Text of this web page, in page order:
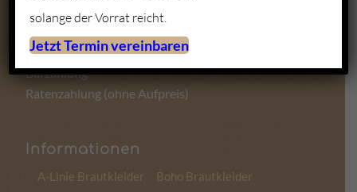
Sofortüberweisung
Barzahlung
Ratenzahlung (ohne Aufpreis)
Informationen
A-Linie Brautkleider
Boho Brautkleider
solange der Vorrat reicht.
Jetzt Termin vereinbaren